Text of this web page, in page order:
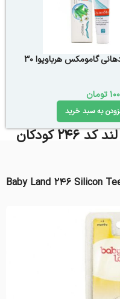
ژل دهانی گامومکس هرباویوا 30
تومان
به سبد خرید
دندانگیر سیلیکونی بی بی لند کد 246 کودکان
Baby Land 246 Silicon